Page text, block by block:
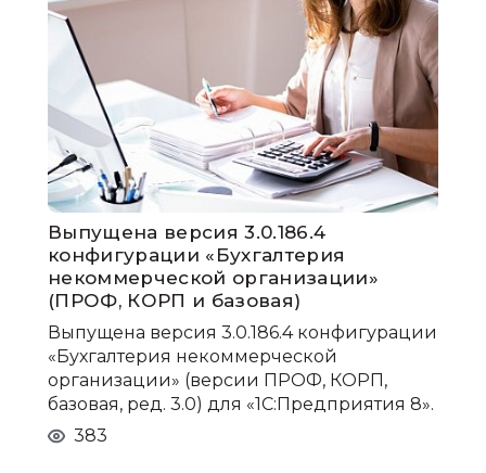
Выпущена версия 3.0.186.4
конфигурации «Бухгалтерия
некоммерческой организации»
(ПРОФ, КОРП и базовая)
Выпущена версия 3.0.186.4 конфигурации
«Бухгалтерия некоммерческой
организации» (версии ПРОФ, КОРП,
базовая, ред. 3.0) для «1С:Предприятия 8».
383